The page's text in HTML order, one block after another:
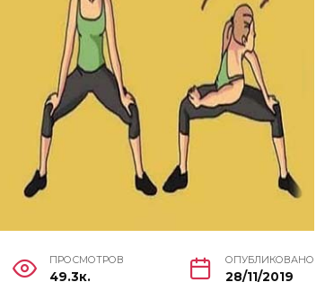
ПРОСМОТРОВ
49.3к.
ОПУБЛИКОВАНО
28/11/2019